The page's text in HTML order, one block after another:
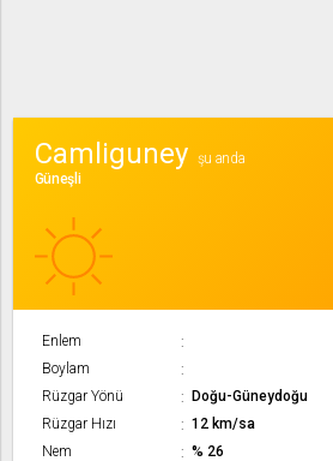
Camliguney
şu anda
Güneşli
Enlem
Boylam
Rüzgar Yönü
Doğu-Güneydoğu
Rüzgar Hızı
12 km/sa
Nem
% 26